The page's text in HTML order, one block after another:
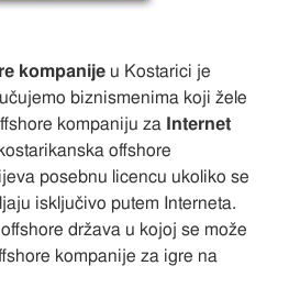
kompanijeu Kostarici je
biznismenima koji žele
kompaniju za
Internet
offshore
posebnu licencu ukoliko se
isključivo putem Interneta.
država u kojoj se može
kompanije za igre na